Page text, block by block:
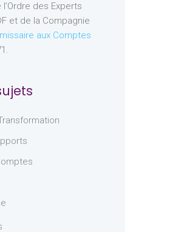
des Experts
et de la Compagnie
aux Comptes